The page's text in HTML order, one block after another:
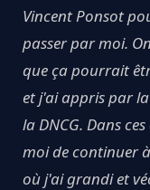
Vincent Ponsot
passer par moi.
que ça pourrait
et j'ai appris par
la DNCG. Dans
moi de continuer
où j'ai grandi et